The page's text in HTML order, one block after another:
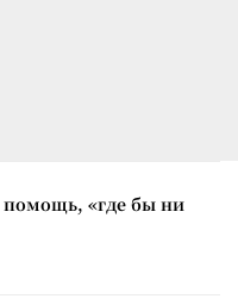
«где бы ни